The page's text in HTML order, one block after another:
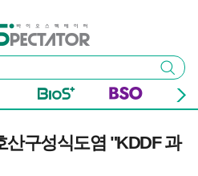
테이터
검색
산구성식도염 "KDDF 과